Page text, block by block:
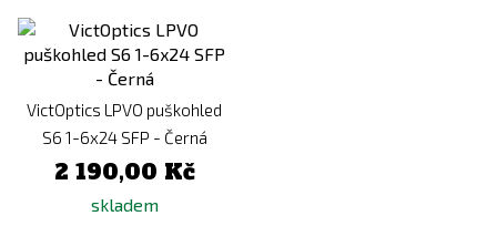
VictOptics LPVO puškohled
S6 1-6x24 SFP - Černá
2 190,00 Kč
skladem